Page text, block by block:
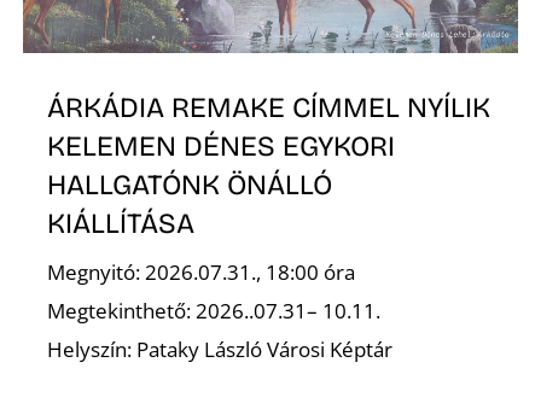
ÁRKÁDIA REMAKE CÍMMEL NYÍLIK
KELEMEN DÉNES EGYKORI
HALLGATÓNK ÖNÁLLÓ
KIÁLLÍTÁSA
Megnyitó: 2026.07.31., 18:00 óra
Megtekinthető: 2026..07.31– 10.11.
Helyszín: Pataky László Városi Képtár